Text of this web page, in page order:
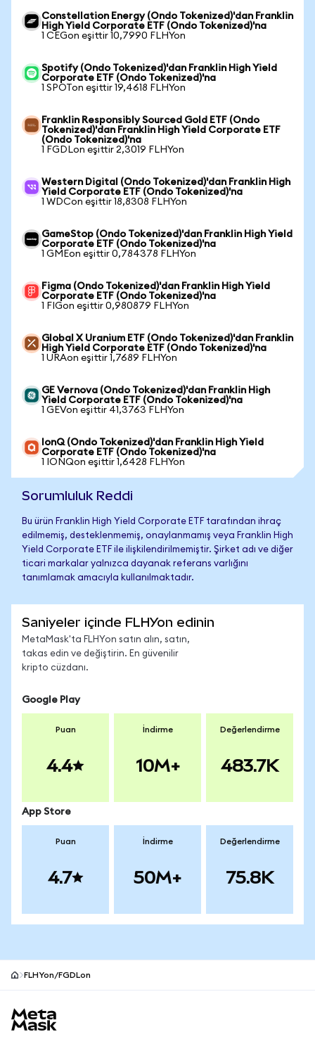
Constellation Energy (Ondo Tokenized)'dan Franklin
High Yield Corporate ETF (Ondo Tokenized)'na
1 CEGon eşittir 10,7990 FLHYon
Spotify (Ondo Tokenized)'dan Franklin High Yield
Corporate ETF (Ondo Tokenized)'na
1 SPOTon eşittir 19,4618 FLHYon
Franklin Responsibly Sourced Gold ETF (Ondo
Tokenized)'dan Franklin High Yield Corporate ETF
(Ondo Tokenized)'na
1 FGDLon eşittir 2,3019 FLHYon
Western Digital (Ondo Tokenized)'dan Franklin High
Yield Corporate ETF (Ondo Tokenized)'na
1 WDCon eşittir 18,8308 FLHYon
GameStop (Ondo Tokenized)'dan Franklin High Yield
Corporate ETF (Ondo Tokenized)'na
1 GMEon eşittir 0,784378 FLHYon
Figma (Ondo Tokenized)'dan Franklin High Yield
Corporate ETF (Ondo Tokenized)'na
1 FIGon eşittir 0,980879 FLHYon
Global X Uranium ETF (Ondo Tokenized)'dan Franklin
High Yield Corporate ETF (Ondo Tokenized)'na
1 URAon eşittir 1,7689 FLHYon
GE Vernova (Ondo Tokenized)'dan Franklin High
Yield Corporate ETF (Ondo Tokenized)'na
1 GEVon eşittir 41,3763 FLHYon
IonQ (Ondo Tokenized)'dan Franklin High Yield
Corporate ETF (Ondo Tokenized)'na
1 IONQon eşittir 1,6428 FLHYon
Sorumluluk Reddi
Bu ürün Franklin High Yield Corporate ETF tarafından ihraç
edilmemiş, desteklenmemiş, onaylanmamış veya Franklin High
Yield Corporate ETF ile ilişkilendirilmemiştir. Şirket adı ve diğer
ticari markalar yalnızca dayanak referans varlığını
tanımlamak amacıyla kullanılmaktadır.
Saniyeler içinde FLHYon edinin
MetaMask'ta FLHYon satın alın, satın,
takas edin ve değiştirin. En güvenilir
kripto cüzdanı.
Google Play
Puan
4.4
İndirme
10M+
Değerlendirme
483.7K
App Store
Puan
4.7
İndirme
50M+
Değerlendirme
75.8K
FLHYon/FGDLon